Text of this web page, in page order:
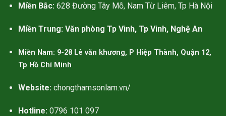
。可以認為羅氏鮮比 減肥藥 比
麗更好。更重要的是，本人對
貝麗不適合我。
Miền Bắc: 628 Đường Tây Mỗ, Nam Từ Liêm, Tp Hà Nội
Miền Trung: Văn phòng Tp Vinh, Tp Vinh, Nghệ An
Miền Nam: 9-28 Lê văn khương, P Hiệp Thành, Quận 12,
Tp Hồ Chí Minh
Website: chongthamsonlam.vn/
Hotline: 0796 101 097